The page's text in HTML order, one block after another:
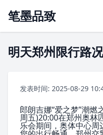
笔墨品致
明天郑州限行路
发表时间: 2025-08-29
郎朗吉娜“爱之梦”潮燃
周五)20:00在郑州奥林
乐会期间，奥体中心